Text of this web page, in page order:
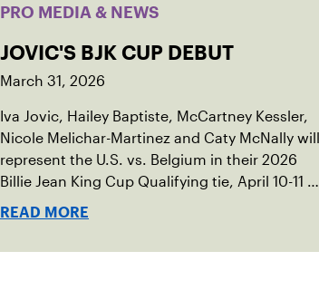
PRO MEDIA & NEWS
JOVIC'S BJK CUP DEBUT
March 31, 2026
Iva Jovic, Hailey Baptiste, McCartney Kessler,
Nicole Melichar-Martinez and Caty McNally will
represent the U.S. vs. Belgium in their 2026
Billie Jean King Cup Qualifying tie, April 10-11 on
indoor red clay in Ostend, Belgium.
READ MORE